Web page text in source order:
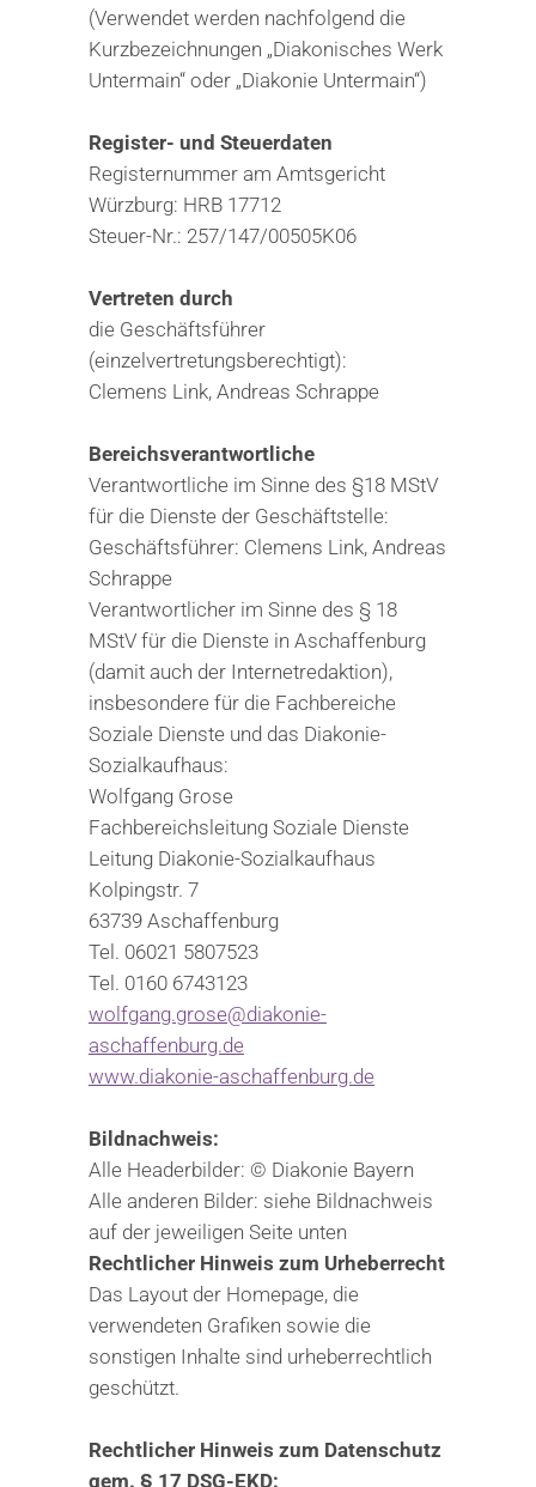
(Verwendet werden nachfolgend die
Kurzbezeichnungen „Diakonisches Werk
Untermain“ oder „Diakonie Untermain“)
Register- und Steuerdaten
Registernummer am Amtsgericht
Würzburg: HRB 17712
Steuer-Nr.: 257/147/00505K06
Vertreten durch
die Geschäftsführer
(einzelvertretungsberechtigt):
Clemens Link, Andreas Schrappe
Bereichsverantwortliche
Verantwortliche im Sinne des §18 MStV
für die Dienste der Geschäftstelle:
Geschäftsführer: Clemens Link, Andreas
Schrappe
Verantwortlicher im Sinne des § 18
MStV für die Dienste in Aschaffenburg
(damit auch der Internetredaktion),
insbesondere für die Fachbereiche
Soziale Dienste und das Diakonie-
Sozialkaufhaus:
Wolfgang Grose
Fachbereichsleitung Soziale Dienste
Leitung Diakonie-Sozialkaufhaus
Kolpingstr. 7
63739 Aschaffenburg
Tel. 06021 5807523
Tel. 0160 6743123
wolfgang.grose@diakonie-
aschaffenburg.de
www.diakonie-aschaffenburg.de
Bildnachweis:
Alle Headerbilder: © Diakonie Bayern
Alle anderen Bilder: siehe Bildnachweis
auf der jeweiligen Seite unten
Rechtlicher Hinweis zum Urheberrecht
Das Layout der Homepage, die
verwendeten Grafiken sowie die
sonstigen Inhalte sind urheberrechtlich
geschützt.
Rechtlicher Hinweis zum Datenschutz
gem. § 17 DSG-EKD: